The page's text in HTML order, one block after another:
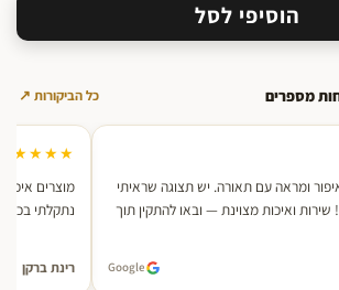
הוסיפי לסל
כל הביקורות ↗
ומראה עם תאורה. יש תצוגה שראיתי
ואיכות מצוינת — ובאו להתקין תוך
Google
מוצרים
נתקלתי בכזה. אחרי 2 רכישות —
רינת ברקן